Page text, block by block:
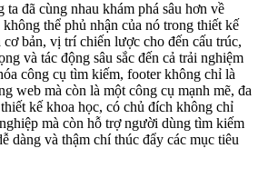
ta đã cùng nhau khám phá sâu hơn về
thể phủ nhận của nó trong thiết kế
bản, vị trí chiến lược cho đến cấu trúc,
và tác động sâu sắc đến cả trải nghiệm
công cụ tìm kiếm, footer không chỉ là
web mà còn là một công cụ mạnh mẽ, đa
kế khoa học, có chủ đích không chỉ
mà còn hỗ trợ người dùng tìm kiếm
dàng và thậm chí thúc đẩy các mục tiêu